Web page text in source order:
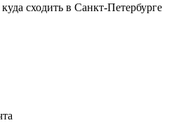
сходить в Санкт-Петербурге